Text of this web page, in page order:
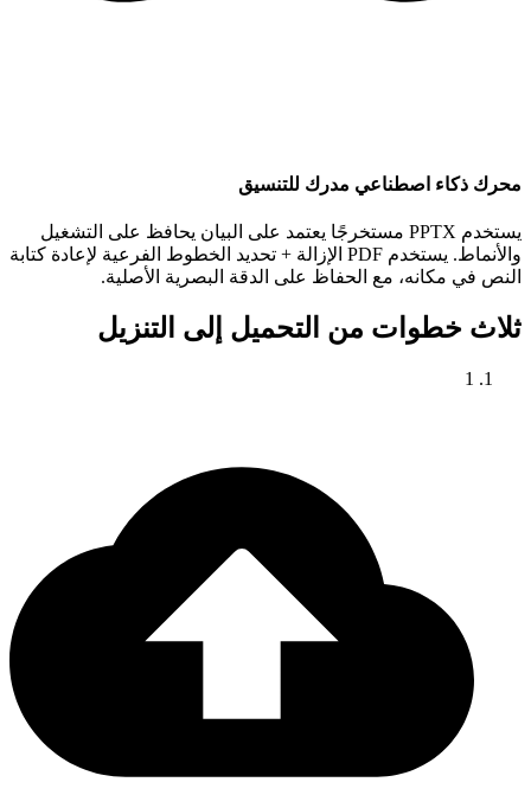
محرك ذكاء اصطناعي مدرك للتنسيق
يستخدم PPTX مستخرجًا يعتمد على البيان يحافظ على التشغيل
والأنماط. يستخدم PDF الإزالة + تحديد الخطوط الفرعية لإعادة كتابة
النص في مكانه، مع الحفاظ على الدقة البصرية الأصلية.
ثلاث خطوات من التحميل إلى التنزيل
1